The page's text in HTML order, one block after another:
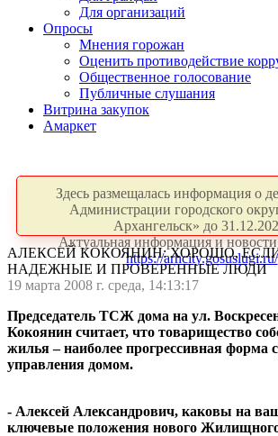
Для организаций
Опросы
Мнения горожан
Оценить противодействие
Общественное голосование
Публичные слушания
Витрина закупок
Амаркет
Здесь размещалась информация о
Администрации городского
Архангельск» до
Актуальная информация и новости
https://arhcity.gosuslugi.ru/
АЛЕКСЕЙ КОКОЯНИН: ХОРОШО,
НАДЕЖНЫЕ И ПРОВЕРЕННЫЕ ЛЮДИ
19 марта 2008 г. среда, 14:13:17
Председатель ТСЖ дома на ул.
Кокоянин считает, что товарищество
жилья – наиболее прогрессивная форма
управления домом.
- Алексей Александрович, каковы на
ключевые положения нового